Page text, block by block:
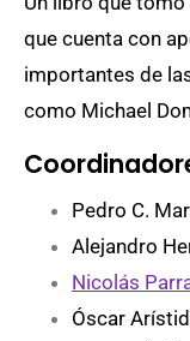
que cuenta con
importantes de
como Michael
Pedro C.
Alejandro
Nicolás
Óscar